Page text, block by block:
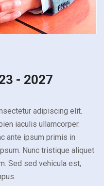
- 2027
adipiscing elit.
iaculis ullamcorper.
ante ipsum primis in
Nunc tristique aliquet
Sed sed vehicula est,